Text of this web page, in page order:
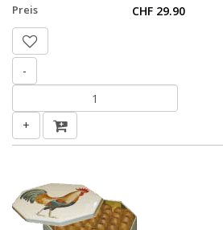
Preis
CHF 29.90
-
+